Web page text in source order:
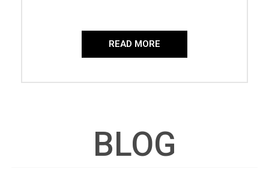
READ MORE
BLOG